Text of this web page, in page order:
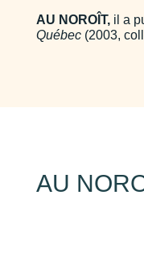
AU NOROÎT,il a
Québec(2003,
AU